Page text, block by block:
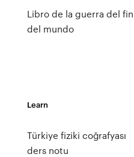
Libro de la guerra del fin
del mundo
Learn
Türkiye fiziki coğrafyası
ders notu